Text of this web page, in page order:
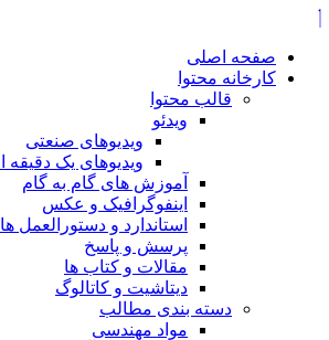
صفحه اصلی
کارخانه محتوا
قالب محتوا
ویدئو
ویدیوهای صنعتی
ویدیوهای یک دقیقه
آموزش های گام به گام
اینفوگرافیک و عکس
استاندارد و دستورالعمل
پرسش و پاسخ
مقالات و کتاب ها
دیتاشیت و کاتالوگ
دسته بندی مطالب
مواد مهندسی